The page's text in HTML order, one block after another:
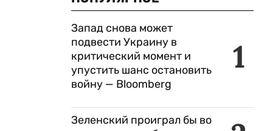
1
Запад снова может
подвести Украину в
критический момент и
упустить шанс остановить
войну — Bloomberg
Зеленский проиграл бы во